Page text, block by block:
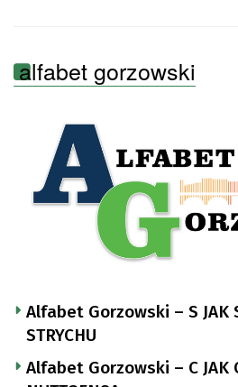
alfabet gorzowski
Alfabet Gorzowski – S JAK
STRYCHU
Alfabet Gorzowski – C JAK